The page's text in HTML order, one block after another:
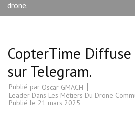
drone.
CopterTime Diffuse
sur Telegram.
Publié par Oscar GMACH
Leader Dans Les Métiers Du Drone
Publié le 21 mars 2025